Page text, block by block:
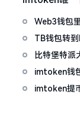
Web3钱包
搞定
TB钱包转
比特堡特派
imtoken钱
imtoken提